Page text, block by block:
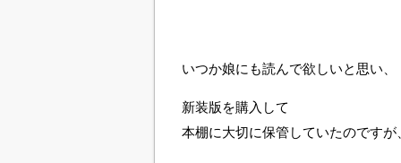
いつか娘にも読んで欲しいと思い、
新装版を購入して
本棚に大切に保管していたのですが